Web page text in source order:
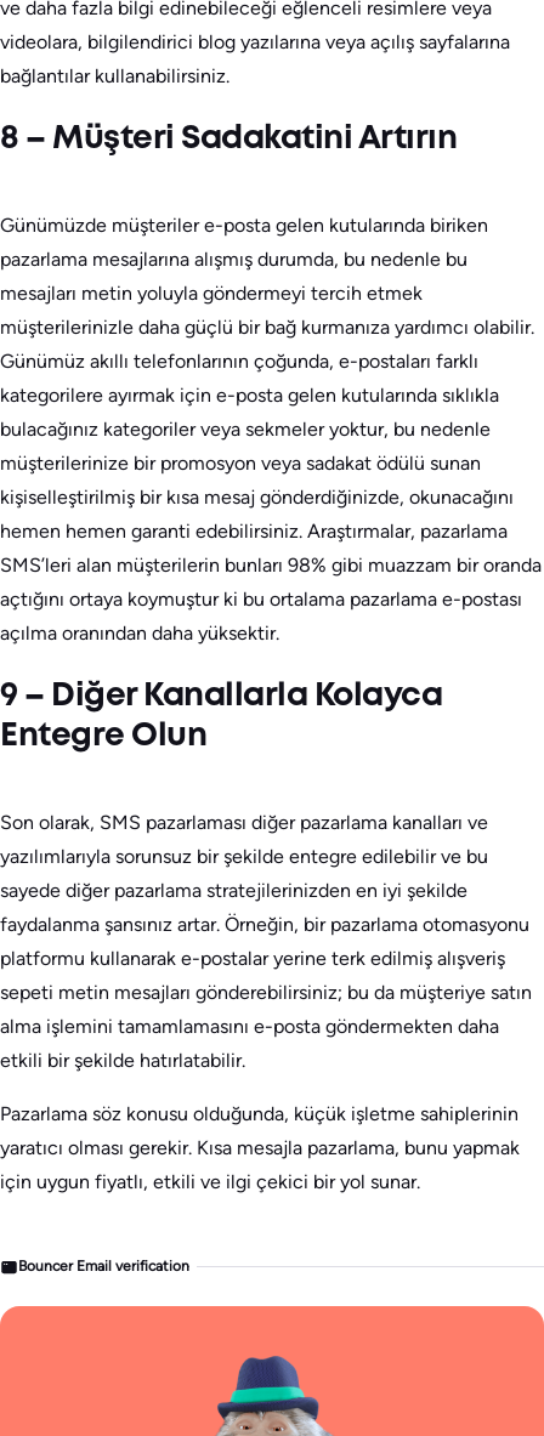
ve daha fazla bilgi edinebileceği eğlenceli resimlere veya
videolara, bilgilendirici blog yazılarına veya açılış sayfalarına
bağlantılar kullanabilirsiniz.
8 – Müşteri Sadakatini Artırın
Günümüzde müşteriler e-posta gelen kutularında biriken
pazarlama mesajlarına alışmış durumda, bu nedenle bu
mesajları metin yoluyla göndermeyi tercih etmek
müşterilerinizle daha güçlü bir bağ kurmanıza yardımcı olabilir.
Günümüz akıllı telefonlarının çoğunda, e-postaları farklı
kategorilere ayırmak için e-posta gelen kutularında sıklıkla
bulacağınız kategoriler veya sekmeler yoktur, bu nedenle
müşterilerinize bir promosyon veya sadakat ödülü sunan
kişiselleştirilmiş bir kısa mesaj gönderdiğinizde, okunacağını
hemen hemen garanti edebilirsiniz. Araştırmalar, pazarlama
SMS’leri alan müşterilerin bunları 98% gibi muazzam bir oranda
açtığını ortaya koymuştur ki bu ortalama pazarlama e-postası
açılma oranından daha yüksektir.
9 – Diğer Kanallarla Kolayca
Entegre Olun
Son olarak, SMS pazarlaması diğer pazarlama kanalları ve
yazılımlarıyla sorunsuz bir şekilde entegre edilebilir ve bu
sayede diğer pazarlama stratejilerinizden en iyi şekilde
faydalanma şansınız artar. Örneğin, bir pazarlama otomasyonu
platformu kullanarak e-postalar yerine terk edilmiş alışveriş
sepeti metin mesajları gönderebilirsiniz; bu da müşteriye satın
alma işlemini tamamlamasını e-posta göndermekten daha
etkili bir şekilde hatırlatabilir.
Pazarlama söz konusu olduğunda, küçük işletme sahiplerinin
yaratıcı olması gerekir. Kısa mesajla pazarlama, bunu yapmak
için uygun fiyatlı, etkili ve ilgi çekici bir yol sunar.
Bouncer Email verification